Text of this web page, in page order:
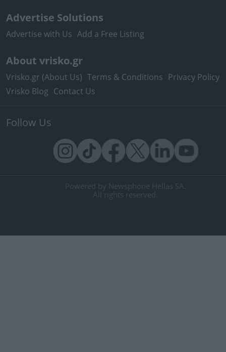
Advertise Solutions
Advertise with Us Add a Free Listing
About vrisko.gr
Vrisko.gr (About Us) Terms & Conditions Privacy Policy
Vrisko Blog Contact Us
Follow Us
Powered by Newsphone Hellas SA.
All rights reserved.